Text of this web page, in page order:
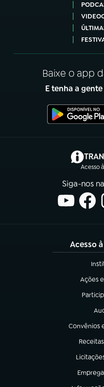
Baixe o app
E tenha a
Acesso
Siga-nos
Acesso
Ações
(abre
(abre
Convênios
(abre em
(abre
(abre em
(abre